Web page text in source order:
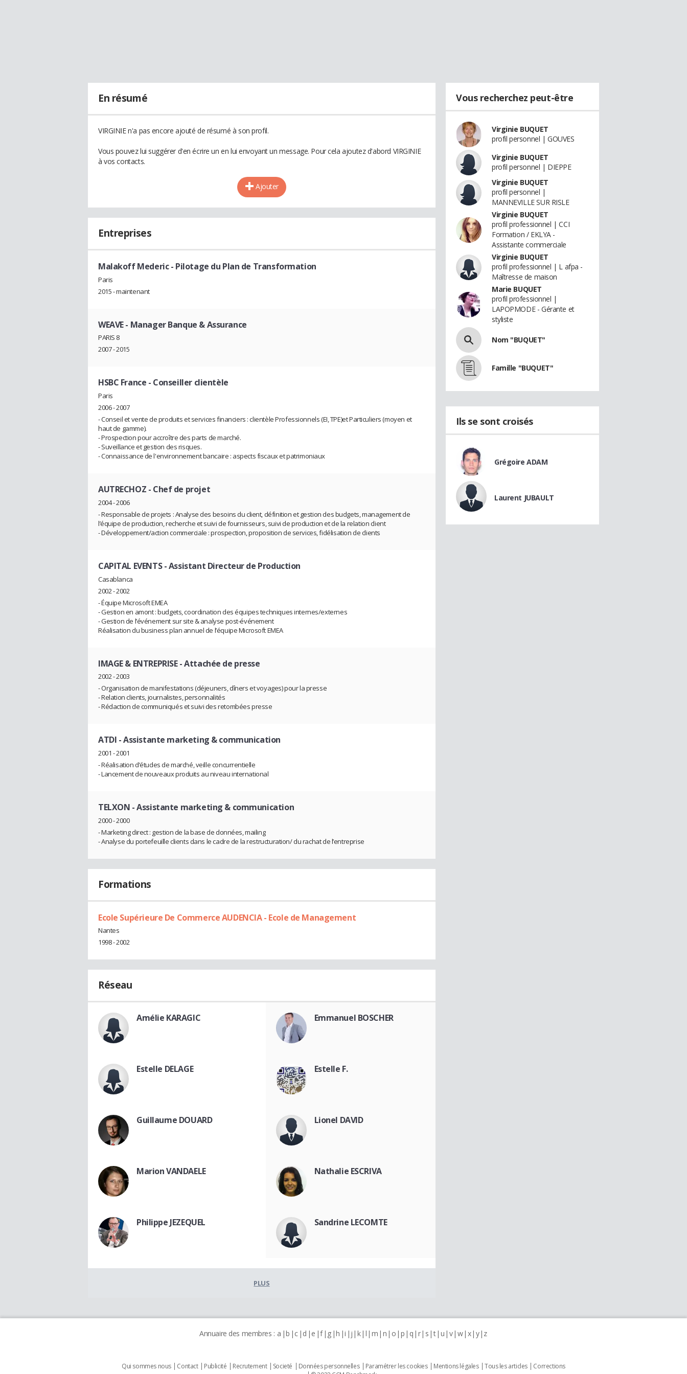
En résumé
VIRGINIE n'a pas encore ajouté de résumé à son profil.
Vous pouvez lui suggérer d'en écrire un en lui envoyant un message. Pour cela ajoutez d'abord VIRGINIE
à vos contacts.
Ajouter
Entreprises
Malakoff Mederic- Pilotage du Plan de Transformation
Paris
2015 - maintenant
WEAVE- Manager Banque & Assurance
PARIS 8
2007 - 2015
HSBC France - Conseiller clientèle
Paris
2006 - 2007
- Conseil et vente de produits et services financiers : clientèle Professionnels (EI, TPE)et Particuliers (moyen et
haut de gamme).
- Prospection pour accroître des parts de marché.
- Suveillance et gestion des risques.
- Connaissance de l'environnement bancaire : aspects fiscaux et patrimoniaux
AUTRECHOZ - Chef de projet
2004 - 2006
- Responsable de projets : Analyse des besoins du client, définition et gestion des budgets, management de
l’équipe de production, recherche et suivi de fournisseurs, suivi de production et de la relation client
- Développement/action commerciale : prospection, proposition de services, fidélisation de clients
CAPITAL EVENTS- Assistant Directeur de Production
Casablanca
2002 - 2002
- Équipe Microsoft EMEA
- Gestion en amont : budgets, coordination des équipes techniques internes/externes
- Gestion de l’événement sur site & analyse post-événement
Réalisation du business plan annuel de l’équipe Microsoft EMEA
IMAGE & ENTREPRISE- Attachée de presse
2002 - 2003
- Organisation de manifestations (déjeuners, dîners et voyages) pour la presse
- Relation clients, journalistes, personnalités
- Rédaction de communiqués et suivi des retombées presse
ATDI - Assistante marketing & communication
2001 - 2001
- Réalisation d’études de marché, veille concurrentielle
- Lancement de nouveaux produits au niveau international
TELXON - Assistante marketing & communication
2000 - 2000
- Marketing direct : gestion de la base de données, mailing
- Analyse du portefeuille clients dans le cadre de la restructuration/ du rachat de l’entreprise
Formations
Ecole Supérieure De Commerce AUDENCIA - Ecole de Management
Nantes
1998 - 2002
Réseau
Amélie KARAGIC Emmanuel BOSCHER
Estelle DELAGE Estelle F.
Guillaume DOUARD Lionel DAVID
Marion VANDAELE Nathalie ESCRIVA
Philippe JEZEQUEL Sandrine LECOMTE
PLUS
Vous recherchez peut-être
Virginie BUQUET
profil personnel | GOUVES
Virginie BUQUET
profil personnel | DIEPPE
Virginie BUQUET
profil personnel |
MANNEVILLE SUR RISLE
Virginie BUQUET
profil professionnel | CCI
Formation / EKLYA -
Assistante commerciale
Virginie BUQUET
profil professionnel | L afpa -
Maîtresse de maison
Marie BUQUET
profil professionnel |
LAPOPMODE - Gérante et
styliste
Nom "BUQUET"
Famille "BUQUET"
Ils se sont croisés
Grégoire ADAM
Laurent JUBAULT
Annuaire des membres : a b c d e f g h i j k l m n o p q r s t u v w x y z
Qui sommes nous Contact Publicité Recrutement Societé Données personnelles Paramétrer les cookies Mentions légales Tous les articles
Corrections